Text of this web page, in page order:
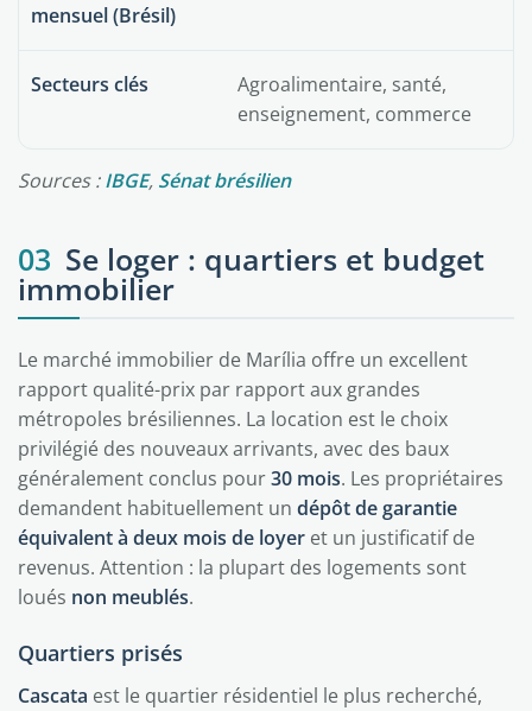
mensuel (Brésil)
Secteurs clés
Agroalimentaire, santé,
enseignement, commerce
Sources :IBGE, Sénat brésilien
03 Se loger : quartiers et budget
immobilier
Le marché immobilier de Marília offre un excellent
rapport qualité-prix par rapport aux grandes
métropoles brésiliennes. La location est le choix
privilégié des nouveaux arrivants, avec des baux
généralement conclus pour30 mois. Les propriétaires
demandent habituellement un dépôt de garantie
équivalent à deux mois de loyer et un justificatif de
revenus. Attention : la plupart des logements sont
loués non meublés.
Quartiers prisés
Cascata est le quartier résidentiel le plus recherché,